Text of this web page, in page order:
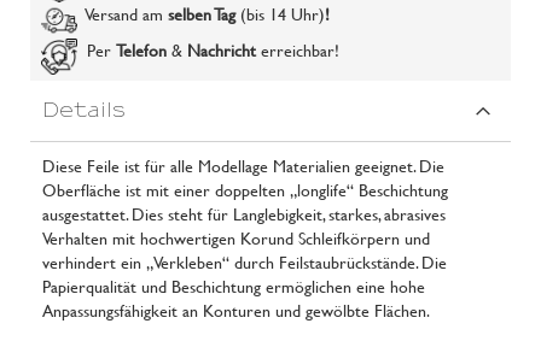
Versand am selben Tag(bis 14 Uhr)!
PerTelefon& Nachrichterreichbar!
Details
Diese Feile ist für alle Modellage Materialien geeignet. Die
Oberfläche ist mit einer doppelten „longlife“ Beschichtung
ausgestattet. Dies steht für Langlebigkeit, starkes, abrasives
Verhalten mit hochwertigen Korund Schleifkörpern und
verhindert ein „Verkleben“ durch Feilstaubrückstände. Die
Papierqualität und Beschichtung ermöglichen eine hohe
Anpassungsfähigkeit an Konturen und gewölbte Flächen.